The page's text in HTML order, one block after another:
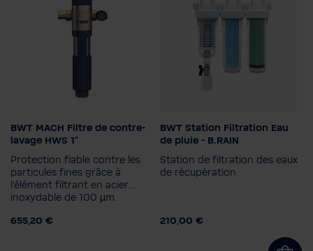
BWT MACH Filtre de contre-
lavage HWS 1"
Protection fiable contre les
particules fines grâce à
l’élément filtrant en acier
inoxydable de 100 µm.
655,20 €
BWT Station Filtration Eau
de pluie - B.RAIN
Station de filtration des eaux
de récupération
210,00 €